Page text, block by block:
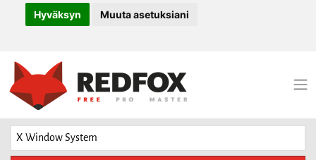
Hyväksyn Muuta asetuksiani